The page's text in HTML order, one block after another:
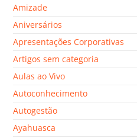
Amizade
Aniversários
Apresentações Corporativas
Artigos sem categoria
Aulas ao Vivo
Autoconhecimento
Autogestão
Ayahuasca